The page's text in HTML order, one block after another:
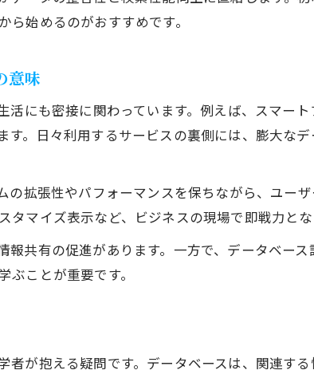
ジニアが実践するデータベース作成手順
良いデータベース設計のコツを紹介
タベース作成時に注意すべきポイント
ンジニア流のデータベース設計作法
始めるのがおすすめです。
意味
にも密接に関わっています。例えば、スマー
。日々利用するサービスの裏側には、膨大な
拡張性やパフォーマンスを保ちながら、ユー
マイズ表示など、ビジネスの現場で即戦力とな
共有の促進があります。一方で、データベー
ことが重要です。
者が抱える疑問です。データベースは、関連す